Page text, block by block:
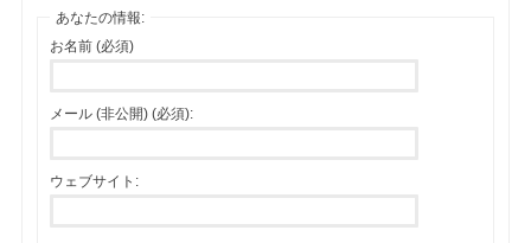
あなたの情報:
お名前 (必須)
メール (非公開) (必須):
ウェブサイト: